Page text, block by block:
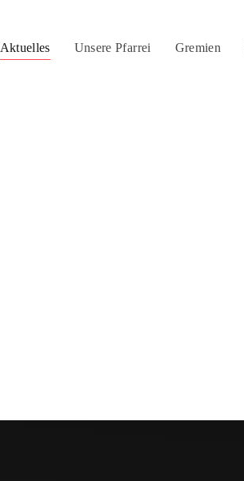
Aktuelles Unsere Pfarrei Gremien